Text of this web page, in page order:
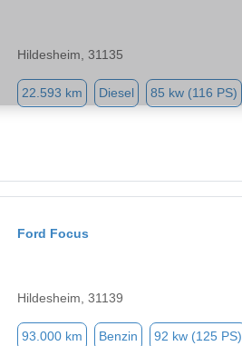
Hildesheim, 31135
22.593 km Diesel 85 kw (116 PS)
Ford Focus
Hildesheim, 31139
93.000 km Benzin 92 kw (125 PS)